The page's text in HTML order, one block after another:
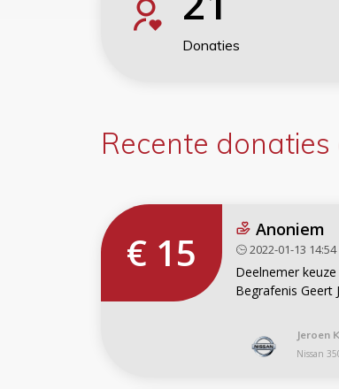
Donaties
Recente donaties
€ 15 Anoniem
2022-01-13 14:54
Deelnemer
Begrafenis Geert
Jeroen
Nissan